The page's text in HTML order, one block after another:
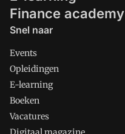
Finance academy
Snel naar
Events
Opleidingen
E-learning
Boeken
Vacatures